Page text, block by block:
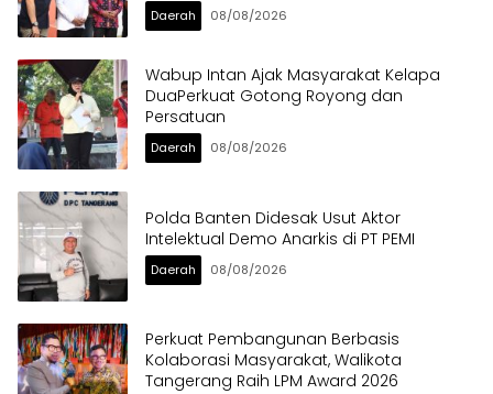
Daerah 08/08/2026
Wabup Intan Ajak Masyarakat Kelapa
DuaPerkuat Gotong Royong dan
Persatuan
Daerah 08/08/2026
Polda Banten Didesak Usut Aktor
Intelektual Demo Anarkis di PT PEMI
Daerah 08/08/2026
Perkuat Pembangunan Berbasis
Kolaborasi Masyarakat, Walikota
Tangerang Raih LPM Award 2026